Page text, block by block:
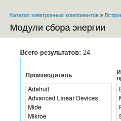
Вы здесь
Каталог электронных компонентов »
Модули сбора энергии
Всего результатов: 24
Производитель